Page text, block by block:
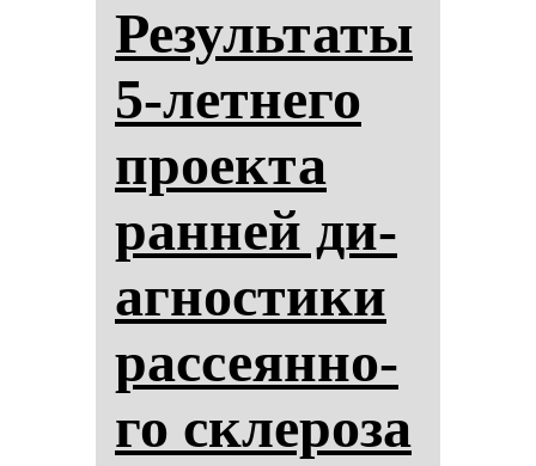
Ре­зуль­та­ты
5-лет­не­го
про­ек­та
ран­ней ди­
аг­нос­ти­ки
рас­се­ян­но­
го скле­ро­за